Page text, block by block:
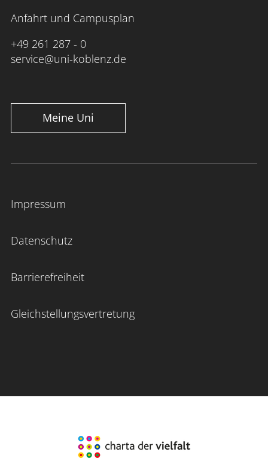
Anfahrt und Campusplan
+49 261 287 - 0
service@uni-koblenz.de
Meine Uni
Impressum
Datenschutz
Barrierefreiheit
Gleichstellungsvertretung